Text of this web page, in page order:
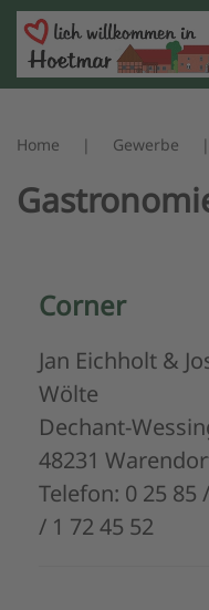
Zum Hauptinhalt
Home Gewerbe
Corner
Jan Eichholt &
Wölte
Dechant-
48231
Telefon: 0 25 85
/ 1 72 45 52